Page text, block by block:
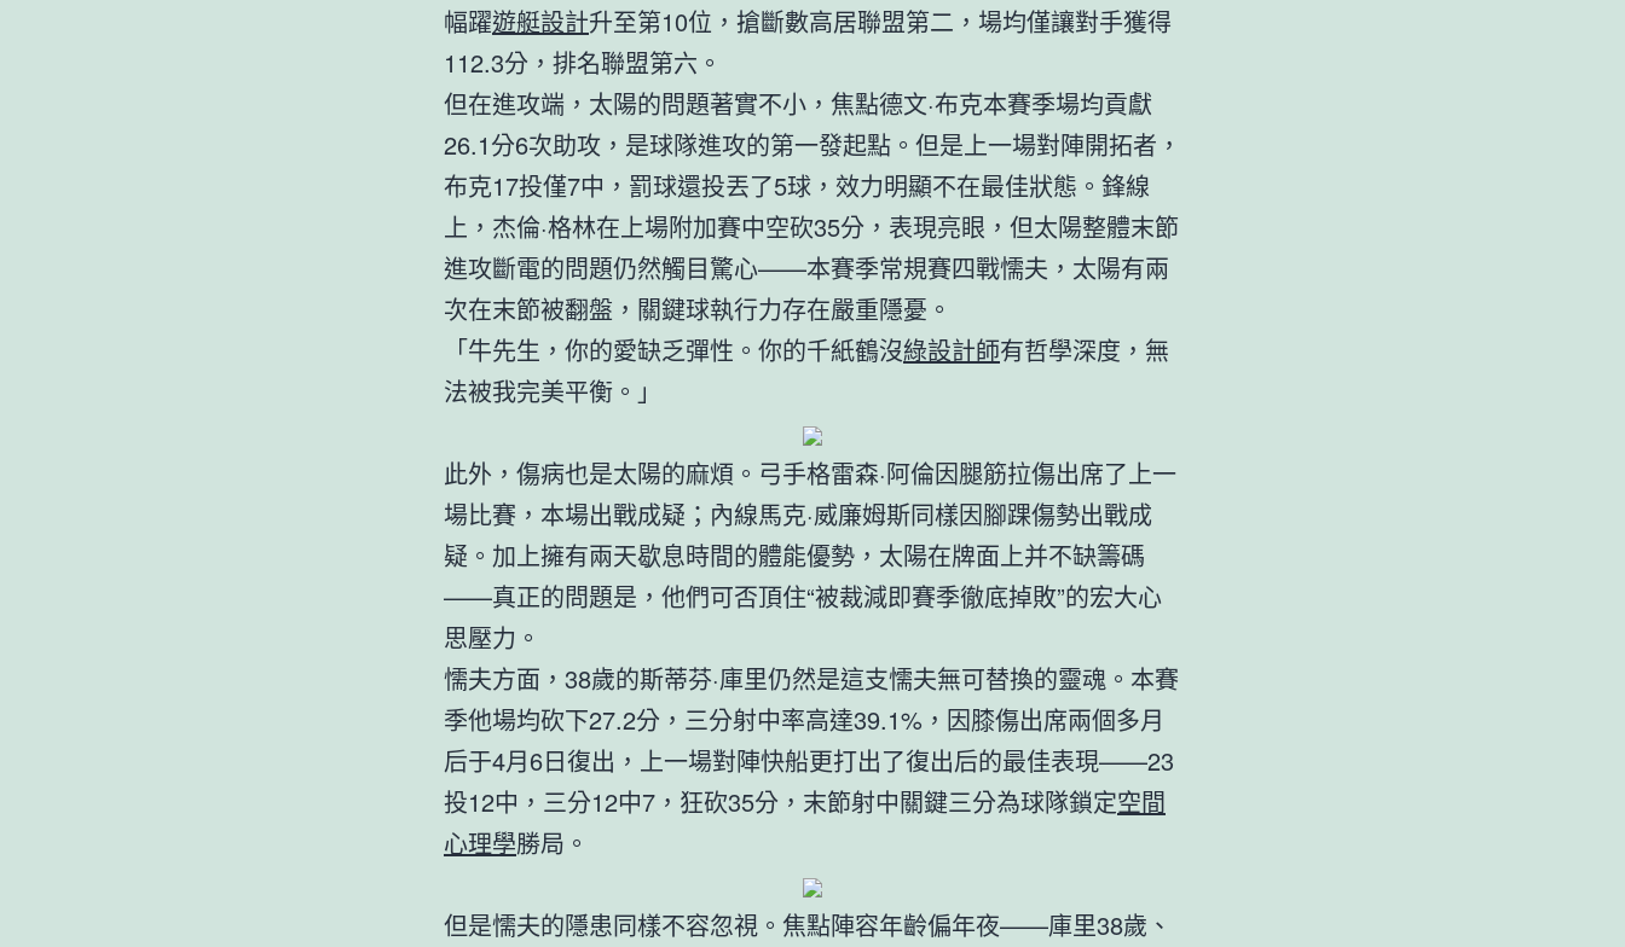
幅躍遊艇設計升至第10位，搶斷數高居聯盟第二，場均僅讓對手獲得
112.3分，排名聯盟第六。
但在進攻端，太陽的問題著實不小，焦點德文·布克本賽季場均貢獻
26.1分6次助攻，是球隊進攻的第一發起點。但是上一場對陣開拓者，
布克17投僅7中，罰球還投丟了5球，效力明顯不在最佳狀態。鋒線
上，杰倫·格林在上場附加賽中空砍35分，表現亮眼，但太陽整體末節
進攻斷電的問題仍然觸目驚心——本賽季常規賽四戰懦夫，太陽有兩
次在末節被翻盤，關鍵球執行力存在嚴重隱憂。
「牛先生，你的愛缺乏彈性。你的千紙鶴沒綠設計師有哲學深度，無
法被我完美平衡。」
此外，傷病也是太陽的麻煩。弓手格雷森·阿倫因腿筋拉傷出席了上一
場比賽，本場出戰成疑；內線馬克·威廉姆斯同樣因腳踝傷勢出戰成
疑。加上擁有兩天歇息時間的體能優勢，太陽在牌面上并不缺籌碼
——真正的問題是，他們可否頂住“被裁減即賽季徹底掉敗”的宏大心
思壓力。
懦夫方面，38歲的斯蒂芬·庫里仍然是這支懦夫無可替換的靈魂。本賽
季他場均砍下27.2分，三分射中率高達39.1%，因膝傷出席兩個多月
后于4月6日復出，上一場對陣快船更打出了復出后的最佳表現——23
投12中，三分12中7，狂砍35分，末節射中關鍵三分為球隊鎖定空間
心理學勝局。
但是懦夫的隱患同樣不容忽視。焦點陣容年齡偏年夜——庫里38歲、